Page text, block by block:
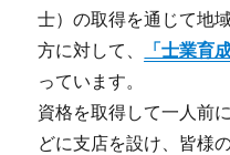
士）の取得を通じて地
方に対して、
「士業育
っています。
資格を取得して一人前
どに支店を設け、皆様